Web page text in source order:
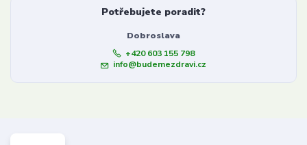
Potřebujete poradit?
Dobroslava
+420 603 155 798
info@budemezdravi.cz